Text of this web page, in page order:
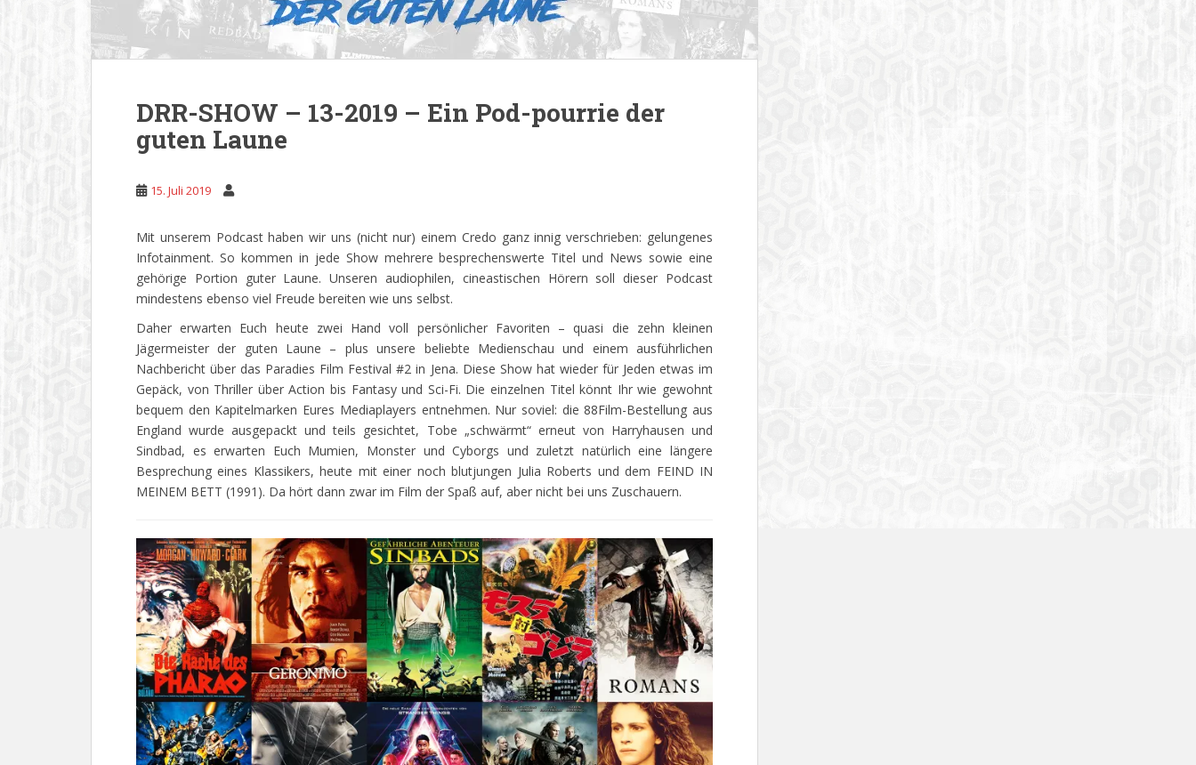
DRR-SHOW – 13-2019 – Ein Pod-pourrie der
guten Laune
15. Juli 2019
Mit unserem Podcast haben wir uns (nicht nur) einem Credo ganz innig verschrieben: gelungenes
Infotainment. So kommen in jede Show mehrere besprechenswerte Titel und News sowie eine
gehörige Portion guter Laune. Unseren audiophilen, cineastischen Hörern soll dieser Podcast
mindestens ebenso viel Freude bereiten wie uns selbst.
Daher erwarten Euch heute zwei Hand voll persönlicher Favoriten – quasi die zehn kleinen
Jägermeister der guten Laune – plus unsere beliebte Medienschau und einem ausführlichen
Nachbericht über das Paradies Film Festival #2 in Jena. Diese Show hat wieder für Jeden etwas im
Gepäck, von Thriller über Action bis Fantasy und Sci-Fi. Die einzelnen Titel könnt Ihr wie gewohnt
bequem den Kapitelmarken Eures Mediaplayers entnehmen. Nur soviel: die 88Film-Bestellung aus
England wurde ausgepackt und teils gesichtet, Tobe „schwärmt“ erneut von Harryhausen und
Sindbad, es erwarten Euch Mumien, Monster und Cyborgs und zuletzt natürlich eine längere
Besprechung eines Klassikers, heute mit einer noch blutjungen Julia Roberts und dem FEIND IN
MEINEM BETT (1991). Da hört dann zwar im Film der Spaß auf, aber nicht bei uns Zuschauern.